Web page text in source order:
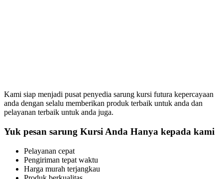
Kami siap menjadi pusat penyedia sarung kursi futura kepercayaan
anda dengan selalu memberikan produk terbaik untuk anda dan
pelayanan terbaik untuk anda juga.
Yuk pesan sarung Kursi Anda Hanya kepada kami
Pelayanan cepat
Pengiriman tepat waktu
Harga murah terjangkau